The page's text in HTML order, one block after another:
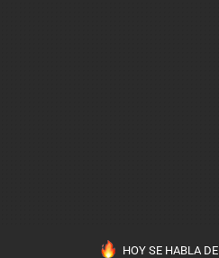
HOY SE HABLA DE